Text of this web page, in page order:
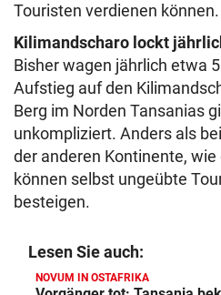
Touristen verdienen können.
Kilimandscharo lockt
Bisher wagen jährlich etwa
Aufstieg auf den
Berg im Norden Tansanias
unkompliziert. Anders als
der anderen Kontinente,
können selbst ungeübte
besteigen.
Lesen Sie auch:
NOVUM IN OSTAFRIKA